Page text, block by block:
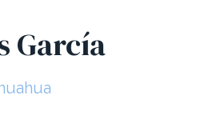
García